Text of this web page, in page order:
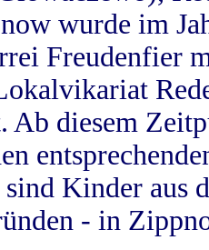
wurde im
Freudenfier
Ab diesem
Kinder aus
- in